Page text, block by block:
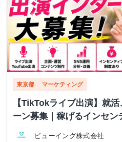
東京都 マーケティング
【TikTokライブ出演】就
ーン募集｜稼げるインセン
ビューイング株式会社